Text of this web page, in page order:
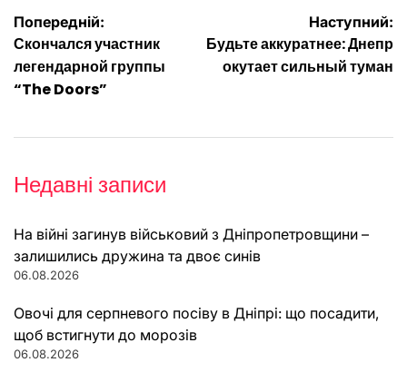
Навігація
записів
Попередній:
Скончался участник
легендарной группы
“The Doors”
Наступний:
Будьте аккуратнее: Днепр
окутает сильный туман
Недавні записи
На війні загинув військовий з Дніпропетровщини –
залишились дружина та двоє синів
06.08.2026
Овочі для серпневого посіву в Дніпрі: що посадити,
щоб встигнути до морозів
06.08.2026